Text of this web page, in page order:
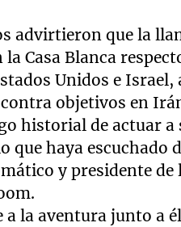
advirtieron que la
Casa Blanca
Unidos e Israel,
objetivos en
historial de actuar
que haya escuchado
y presidente
la aventura junto a